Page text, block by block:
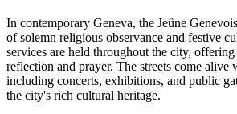
In contemporary Geneva, the Jeûne
of solemn religious observance and festive
services are held throughout the city,
reflection and prayer. The streets come alive
including concerts, exhibitions, and public
the city's rich cultural heritage.